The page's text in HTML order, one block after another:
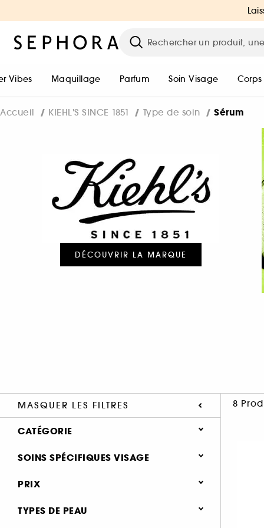
Vibes Maquillage Parfum Soin Visage Corps
Accueil KIEHL'S SINCE 1851 Type de soin Sérum
DÉCOUVRIR LA MARQUE
MASQUER LES FILTRES 8
CATÉGORIE
Soin Visage
Crème de nuit (3)
SOINS SPÉCIFIQUES VISAGE
Soin solaire (6)
Soin anti-rides & anti-âge (4)
PRIX
TYPES DE PEAU